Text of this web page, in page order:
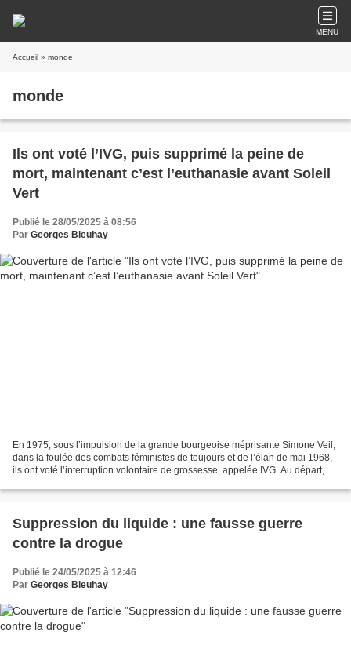
MENU
Accueil » monde
monde
Ils ont voté l’IVG, puis supprimé la peine de
mort, maintenant c’est l’euthanasie avant Soleil
Vert
Publié le 28/05/2025 à 08:56
Par Georges Bleuhay
En 1975, sous l’impulsion de la grande bourgeoise méprisante Simone Veil,
dans la foulée des combats féministes de toujours et de l’élan de mai 1968,
ils ont voté l’interruption volontaire de grossesse, appelée IVG. Au départ,
Suppression du liquide : une fausse guerre
contre la drogue
Publié le 24/05/2025 à 12:46
Par Georges Bleuhay